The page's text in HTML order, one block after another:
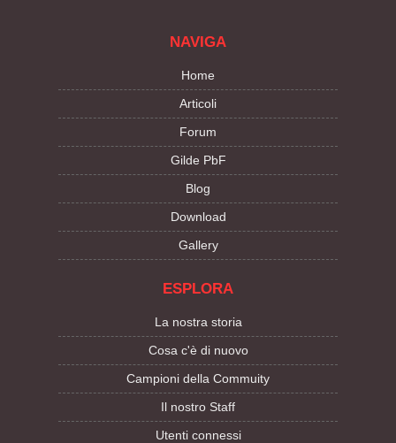
NAVIGA
Home
Articoli
Forum
Gilde PbF
Blog
Download
Gallery
ESPLORA
La nostra storia
Cosa c'è di nuovo
Campioni della Commuity
Il nostro Staff
Utenti connessi